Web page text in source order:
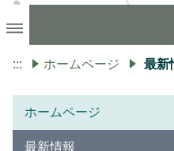
::: ホームページ 最新
ホームページ
最新情報